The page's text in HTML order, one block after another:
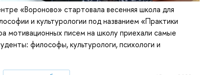
«Вороново» стартовала весенняя школа для
и культурологии под названием «Практики
мотивационных писем на школу приехали самые
философы, культурологи, психологи и